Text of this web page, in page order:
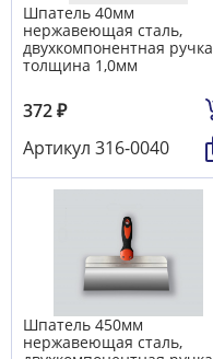
Шпатель 40мм
нержавеющая сталь,
двухкомпонентная
толщина 1,0мм
372₽
Артикул 316-0040
Шпатель 450мм
нержавеющая сталь,